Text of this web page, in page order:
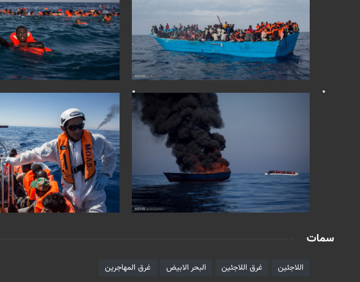
سمات
اللاجئين غرق اللاجئين البحر الابيض غرق المهاجرين